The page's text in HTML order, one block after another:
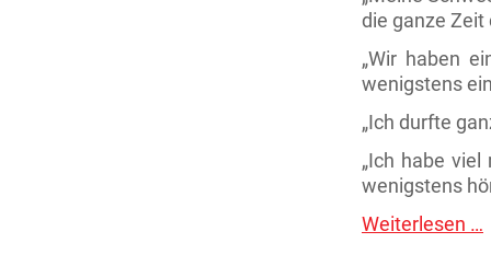
die ganze Zeit
„Wir haben
wenigstens
„Ich durfte
„Ich habe
wenigstens
Weiterlesen …